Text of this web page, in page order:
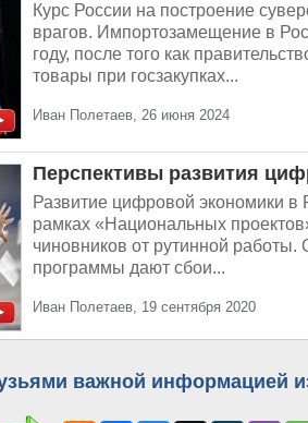
Курс России на построение
врагов. Импортозамещение в
году, после того как
товары при госзакупках...
Иван Полетаев, 26 июня 2024
Перспективы развития
Развитие цифровой экономики в
рамках «Национальных
чиновников от рутинной
программы дают сбои...
Иван Полетаев, 19 сентября 2020
важной информацией